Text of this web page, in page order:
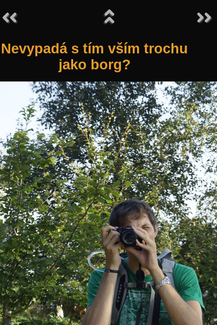
Nevypadá s tím vším trochu
jako borg?